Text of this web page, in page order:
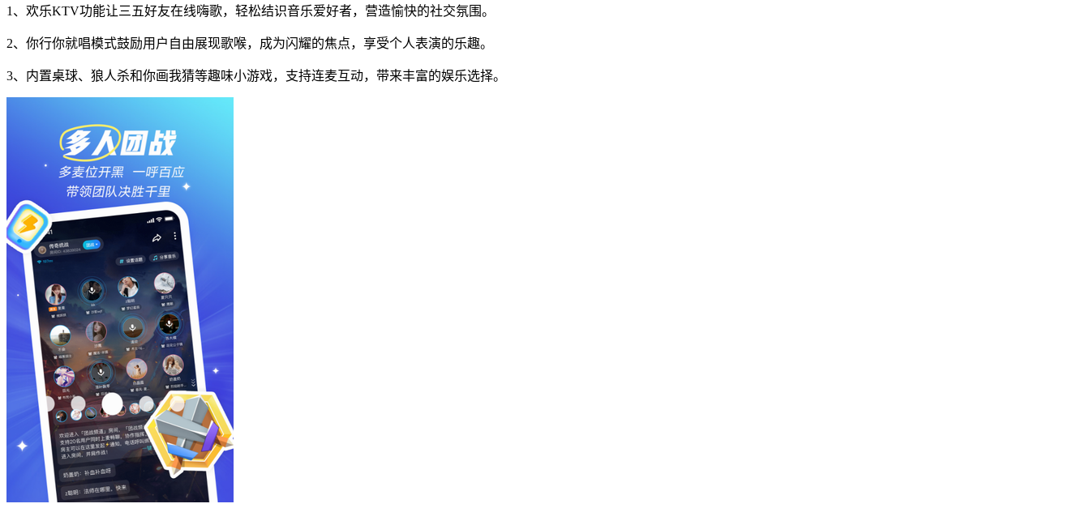
1、欢乐KTV功能让三五好友在线嗨歌，轻松结识音乐爱好者，营造愉快的社交氛围。
2、你行你就唱模式鼓励用户自由展现歌喉，成为闪耀的焦点，享受个人表演的乐趣。
3、内置桌球、狼人杀和你画我猜等趣味小游戏，支持连麦互动，带来丰富的娱乐选择。